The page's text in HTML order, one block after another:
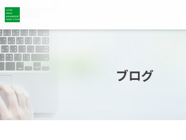
ブログ